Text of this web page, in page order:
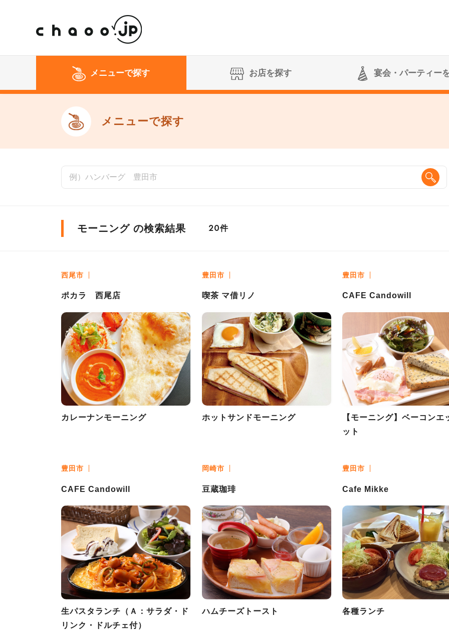
メニューで探す お店を探す 宴会 ・パーティー
メニューで探す
モーニング の検索結果 20件
西尾市
ポカラ 西尾店
カレーナンモーニング
豊田市
喫茶 マ借リノ
ホットサンドモーニング
豊田市
CAFE Candowill
【モーニング】ベーコンエ
ット
豊田市
CAFE Candowill
生パスタランチ（Ａ：サラダ・ド
リンク・ドルチェ付）
岡崎市
豆蔵珈琲
ハムチーズトースト
豊田市
Cafe Mikke
各種ランチ